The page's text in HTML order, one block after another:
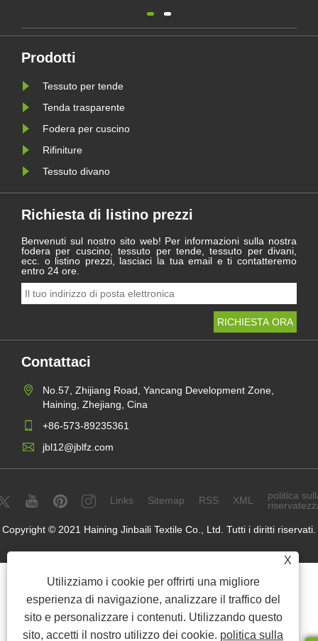
X
Utilizziamo i cookie per offrirti una migliore
esperienza di navigazione, analizzare il traffico del
sito e personalizzare i contenuti. Utilizzando questo
sito, accetti il ​​nostro utilizzo dei cookie. politica sulla
si è riunita ad Haining per
traguardi raggiunti durante
per
Prodotti
Tessuto per tende
Tenda trasparente
Fodera per cuscino
Rifiniture
Tessuto divano
Richiesta di listino prezzi
Benvenuti sul nostro sito web! Per informazioni sulla nostra
fodera per cuscino, tessuto per tende, tessuto per divani,
ecc. o listino prezzi, lasciaci la tua email e ti contatteremo
entro 24 ore.
Contattaci
No.57, Zhijiang Road, Yancang Development Zone,
Haining, Zhejiang, Cina
+86-573-89235361
jbl12@jblfz.com
Links Sitemap RSS XML
politica
Copyright © 2021 Haining Jinbaili Textile Co., Ltd. Tutti i diritti riservati.